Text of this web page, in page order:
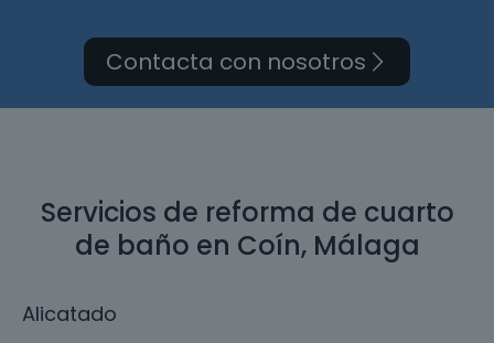
Contacta con nosotros
Servicios de reforma de cuarto
de baño en Coín, Málaga
Alicatado